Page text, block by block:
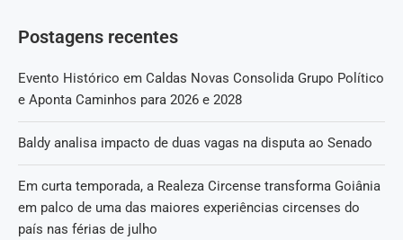
Postagens recentes
Evento Histórico em Caldas Novas Consolida Grupo Político
e Aponta Caminhos para 2026 e 2028
Baldy analisa impacto de duas vagas na disputa ao Senado
Em curta temporada, a Realeza Circense transforma Goiânia
em palco de uma das maiores experiências circenses do
país nas férias de julho